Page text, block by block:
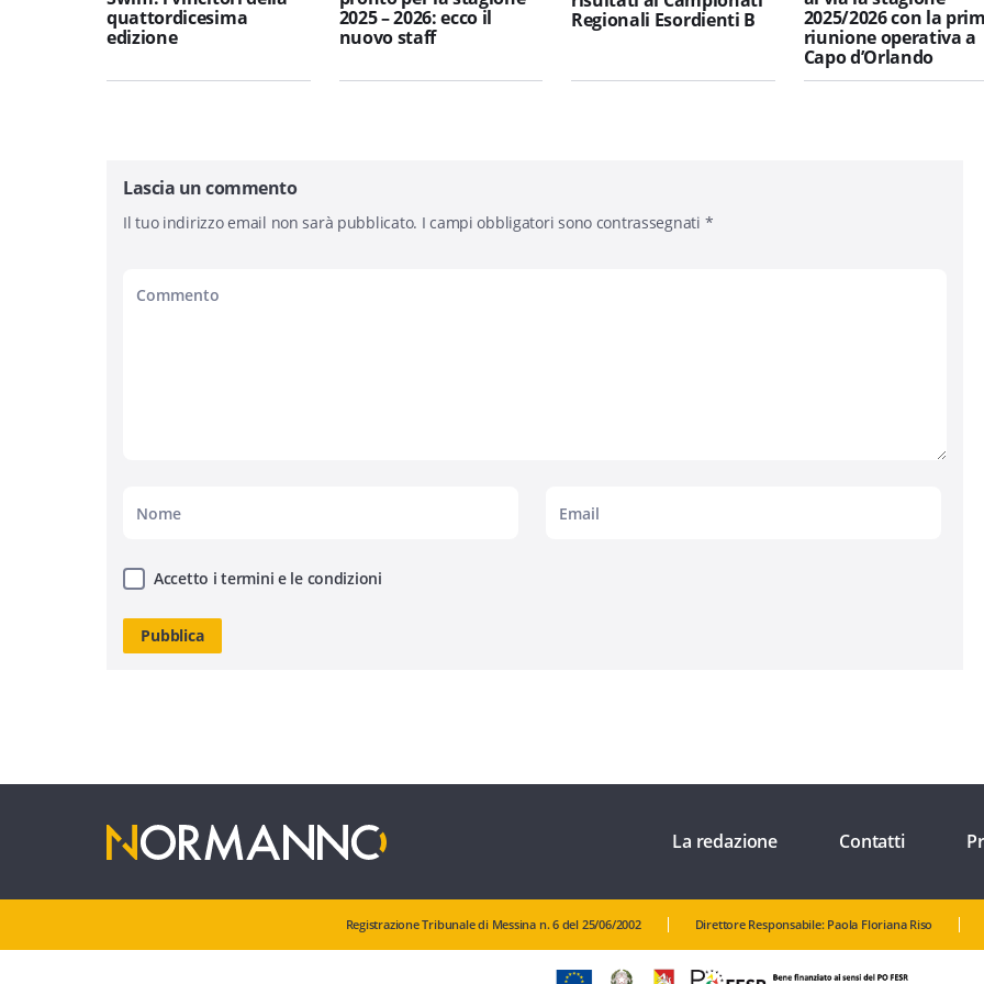
quattordicesima
edizione
2025 – 2026: ecco il
nuovo staff
Regionali Esordienti B
2025/2026 con la
riunione operativa a
Capo d’Orlando
Lascia un commento
Il tuo indirizzo email non sarà pubblicato. I campi obbligatori sono contrassegnati *
Accetto i termini e le condizioni
La redazione Contatti
Registrazione Tribunale di Messina n. 6 del 25/06/2002 Direttore Responsabile: Paola Floriana Riso